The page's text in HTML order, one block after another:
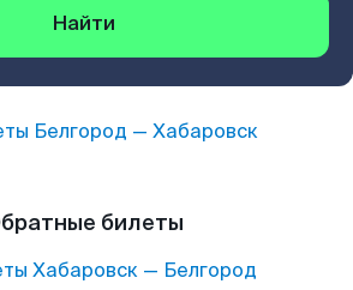
Найти
Белгород — Хабаровск
билеты
Хабаровск— Белгород